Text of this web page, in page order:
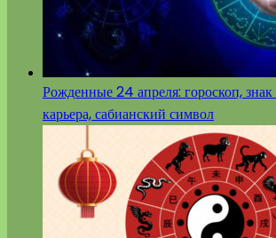
Рожденные 24 апреля: гороскоп, знак
карьера, сабианский символ